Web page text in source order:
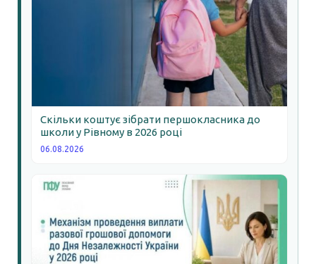
Скільки коштує зібрати першокласника до
школи у Рівному в 2026 році
06.08.2026